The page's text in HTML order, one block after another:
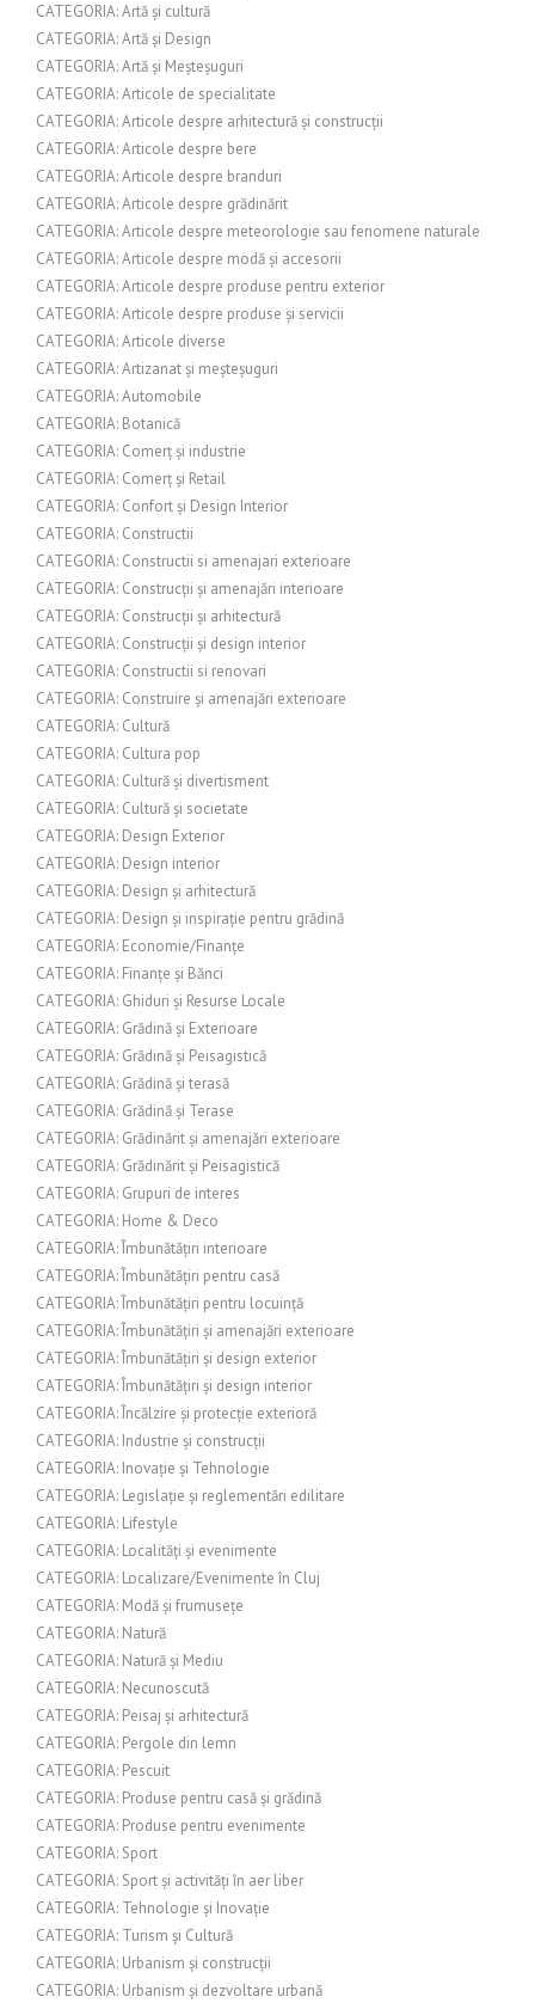
CATEGORIA: Artă și cultură
CATEGORIA: Artă și Design
CATEGORIA: Artă și Meșteșuguri
CATEGORIA: Articole de specialitate
CATEGORIA: Articole despre arhitectură și construcții
CATEGORIA: Articole despre bere
CATEGORIA: Articole despre branduri
CATEGORIA: Articole despre grădinărit
CATEGORIA: Articole despre meteorologie sau fenomene naturale
CATEGORIA: Articole despre modă și accesorii
CATEGORIA: Articole despre produse pentru exterior
CATEGORIA: Articole despre produse și servicii
CATEGORIA: Articole diverse
CATEGORIA: Artizanat și meșteșuguri
CATEGORIA: Automobile
CATEGORIA: Botanică
CATEGORIA: Comerț și industrie
CATEGORIA: Comerț și Retail
CATEGORIA: Confort și Design Interior
CATEGORIA: Constructii
CATEGORIA: Constructii si amenajari exterioare
CATEGORIA: Construcții și amenajări interioare
CATEGORIA: Construcții și arhitectură
CATEGORIA: Construcții și design interior
CATEGORIA: Constructii si renovari
CATEGORIA: Construire și amenajări exterioare
CATEGORIA: Cultură
CATEGORIA: Cultura pop
CATEGORIA: Cultură și divertisment
CATEGORIA: Cultură și societate
CATEGORIA: Design Exterior
CATEGORIA: Design interior
CATEGORIA: Design și arhitectură
CATEGORIA: Design și inspirație pentru grădină
CATEGORIA: Economie/Finanțe
CATEGORIA: Finanțe și Bănci
CATEGORIA: Ghiduri și Resurse Locale
CATEGORIA: Grădină și Exterioare
CATEGORIA: Grădină și Peisagistică
CATEGORIA: Grădină și terasă
CATEGORIA: Grădină și Terase
CATEGORIA: Grădinărit și amenajări exterioare
CATEGORIA: Grădinărit și Peisagistică
CATEGORIA: Grupuri de interes
CATEGORIA: Home & Deco
CATEGORIA: Îmbunătățiri interioare
CATEGORIA: Îmbunătățiri pentru casă
CATEGORIA: Îmbunătățiri pentru locuință
CATEGORIA: Îmbunătățiri și amenajări exterioare
CATEGORIA: Îmbunătățiri și design exterior
CATEGORIA: Îmbunătățiri și design interior
CATEGORIA: Încălzire și protecție exterioră
CATEGORIA: Industrie și construcții
CATEGORIA: Inovație și Tehnologie
CATEGORIA: Legislație și reglementări edilitare
CATEGORIA: Lifestyle
CATEGORIA: Localități și evenimente
CATEGORIA: Localizare/Evenimente în Cluj
CATEGORIA: Modă și frumusețe
CATEGORIA: Natură
CATEGORIA: Natură și Mediu
CATEGORIA: Necunoscută
CATEGORIA: Peisaj și arhitectură
CATEGORIA: Pergole din lemn
CATEGORIA: Pescuit
CATEGORIA: Produse pentru casă și grădină
CATEGORIA: Produse pentru evenimente
CATEGORIA: Sport
CATEGORIA: Sport și activități în aer liber
CATEGORIA: Tehnologie și Inovație
CATEGORIA: Turism și Cultură
CATEGORIA: Urbanism și construcții
CATEGORIA: Urbanism și dezvoltare urbană